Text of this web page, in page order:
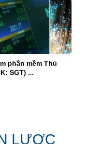
phần mềm Thủ
SGT) ...
LƯỢC